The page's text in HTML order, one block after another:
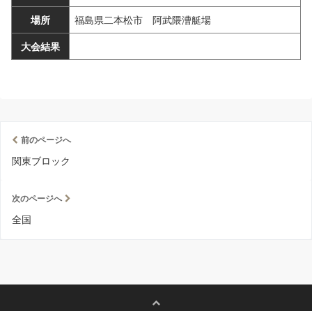
場所 福島県二本松市 阿武隈漕艇場
大会結果
前のページへ
関東ブロック
次のページへ
全国